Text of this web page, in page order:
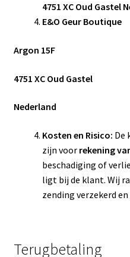
4751 XC Oud Gastel
E&O Geur Boutique
Argon 15F
4751 XC Oud Gastel
Nederland
Kosten en Risico: De
zijn voor rekening
beschadiging of
ligt bij de klant. Wij
zending verzekerd
​Terugbetaling